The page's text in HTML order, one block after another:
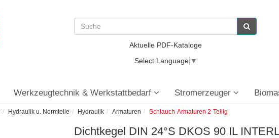
Aktuelle PDF-Kataloge
Select Language ▼
Werkzeugtechnik & Werkstattbedarf Stromerzeuger
Hydraulik u. Normteile Hydraulik Armaturen Schlauch-Armaturen 2-Teilig
Dichtkegel DIN 24°S DKOS 90 IL